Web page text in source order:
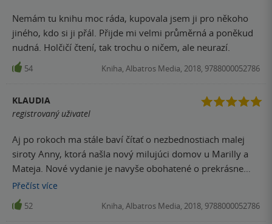
Nemám tu knihu moc ráda, kupovala jsem ji pro někoho
jiného, kdo si ji přál. Přijde mi velmi průměrná a poněkud
nudná. Holčičí čtení, tak trochu o ničem, ale neurazí.
54 Kniha, Albatros Media, 2018, 9788000052786
KLAUDIA
registrovaný uživatel
Aj po rokoch ma stále baví čítať o nezbednostiach malej
siroty Anny, ktorá našla nový milujúci domov u Marilly a
Mateja. Nové vydanie je navyše obohatené o prekrásne
ilustrácie. Vďaka nim si tento príbeh určite získa veľa
nových čitateľov aj medzi mladšou generáciou.
Přečíst více
52 Kniha, Albatros Media, 2018, 9788000052786